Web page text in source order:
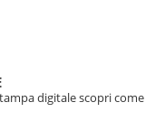
digitale scopri come